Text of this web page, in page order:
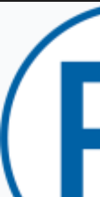
TRICESIMO
TARCENTO
GEMONA DEL FRIULI